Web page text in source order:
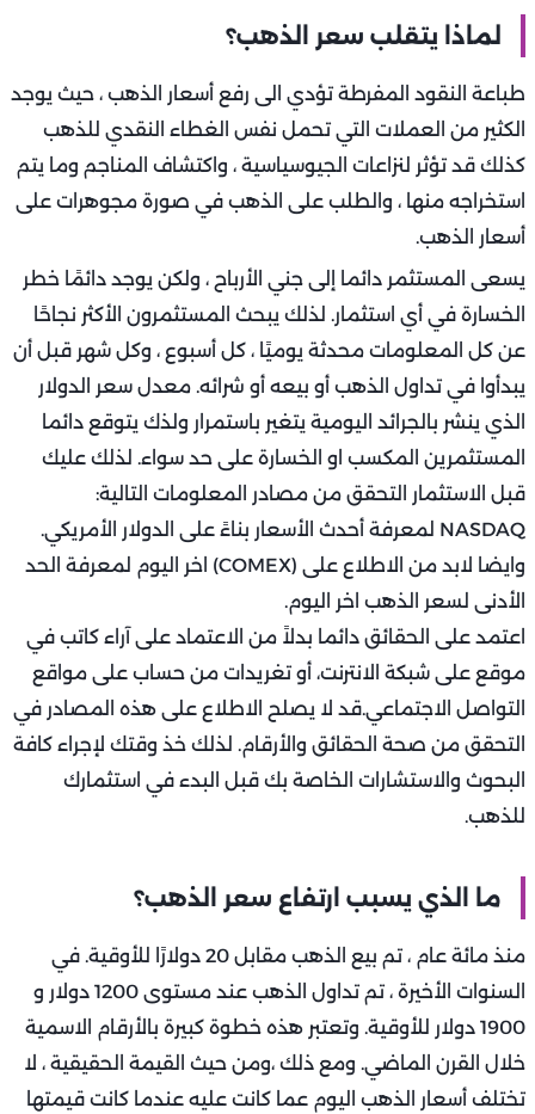
لماذا يتقلب سعر الذهب؟
طباعة النقود المفرطة تؤدي الى رفع أسعار الذهب ، حيث يوجد
الكثير من العملات التي تحمل نفس الغطاء النقدي للذهب
كذلك قد تؤثر لنزاعات الجيوسياسية ، واكتشاف المناجم وما يتم
استخراجه منها ، والطلب على الذهب في صورة مجوهرات على
أسعار الذهب.
يسعى المستثمر دائما إلى جني الأرباح ، ولكن يوجد دائمًا خطر
الخسارة في أي استثمار. لذلك يبحث المستثمرون الأكثر نجاحًا
عن كل المعلومات محدثة يوميًا ، كل أسبوع ، وكل شهر قبل أن
يبدأوا في تداول الذهب أو بيعه أو شرائه. معدل سعر الدولار
الذي ينشر بالجرائد اليومية يتغير باستمرار ولذك يتوقع دائما
المستثمرين المكسب او الخسارة على حد سواء. لذلك عليك
قبل الاستثمار التحقق من مصادر المعلومات التالية:
NASDAQ لمعرفة أحدث الأسعار بناءً على الدولار الأمريكي.
وايضا لابد من الاطلاع على (COMEX) اخر اليوم لمعرفة الحد
الأدنى لسعر الذهب اخر اليوم.
اعتمد على الحقائق دائما بدلاً من الاعتماد على آراء كاتب في
موقع على شبكة الانترنت، أو تغريدات من حساب على مواقع
التواصل الاجتماعي.قد لا يصلح الاطلاع على هذه المصادر في
التحقق من صحة الحقائق والأرقام. لذلك خذ وقتك لإجراء كافة
البحوث والاستشارات الخاصة بك قبل البدء في استثمارك
للذهب.
ما الذي يسبب ارتفاع سعر الذهب؟
منذ مائة عام ، تم بيع الذهب مقابل 20 دولارًا للأوقية. في
السنوات الأخيرة ، تم تداول الذهب عند مستوى 1200 دولار و
1900 دولار للأوقية. وتعتبر هذه خطوة كبيرة بالأرقام الاسمية
خلال القرن الماضي. ومع ذلك ،ومن حيث القيمة الحقيقية ، لا
تختلف أسعار الذهب اليوم عما كانت عليه عندما كانت قيمتها